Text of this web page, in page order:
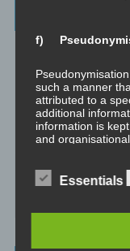
Unbewusst und
Analytische
Bewusstheit
Mini-Meditationen
f)
such a manner
attributed to a
additional
information is
and
g) Controller or
Essentials